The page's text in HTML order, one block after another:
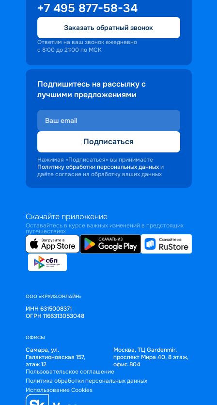
+7 495 877-58-34
Заказать обратный звонок
Ответим на ваш звонок ежедневно
с 8:00 до 21:00 по МСК
Подпишитесь на рассылку с
лучшими предложениями
Подписаться
Нажимая «Подписаться» вы принимаете
Политику обработки персональных данных и
даёте согласие на обработку ваших данных
Скачайте приложение
Оставайтесь в курсе важных изменений в предстоящих
путешествиях
ООО «КРУИЗ.ОНЛАЙН»
ИНН 6315008371
ОГРН 1166313053048
ОФИСЫ
Самара, ул.
Галактионовская 157,
этаж 12
Москва, ТЦ Gardenmir,
проспект Мира 40, 8 этаж,
офис 804
Пользовательское соглашение
Политика обработки персональных данных
Использование Cookies